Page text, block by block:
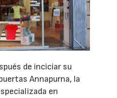
de inciciar su
Annapurna, la
en